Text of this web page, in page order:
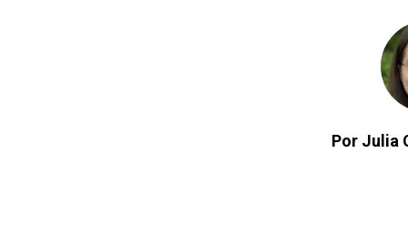
Por Julia